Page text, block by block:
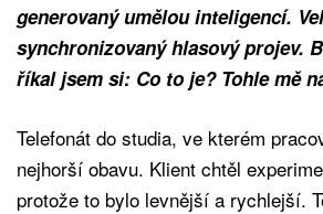
generovaný umělou inteligencí.
synchronizovaný hlasový projev.
říkal jsem si: Co to je? Tohle mě
Telefonát do studia, ve kterém
nejhorší obavu. Klient chtěl
protože to bylo levnější a rychlejší.